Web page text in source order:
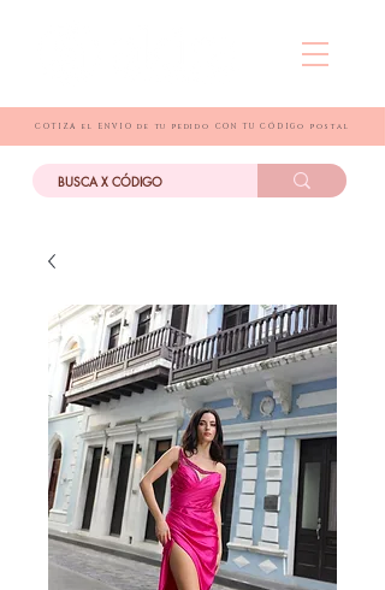
COTIZA el ENVIO de tu pedido CON TU CÓDIGo postal